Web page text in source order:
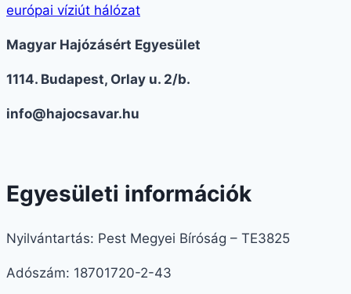
európai víziút hálózat
Magyar Hajózásért Egyesület
1114. Budapest, Orlay u. 2/b.
info@hajocsavar.hu
Egyesületi információk
Nyilvántartás: Pest Megyei Bíróság – TE3825
Adószám: 18701720-2-43